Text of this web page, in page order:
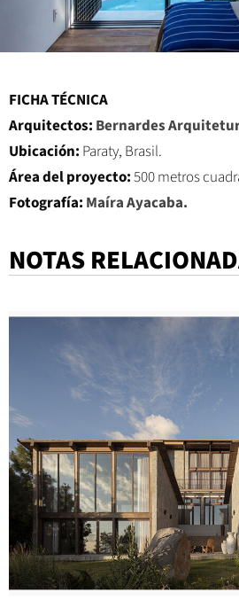
FICHA TÉCNICA
Arquitectos: Bernardes
Ubicación: Paraty, Brasil.
Área del proyecto:500 metros
Fotografía: Maíra Ayacaba.
NOTAS